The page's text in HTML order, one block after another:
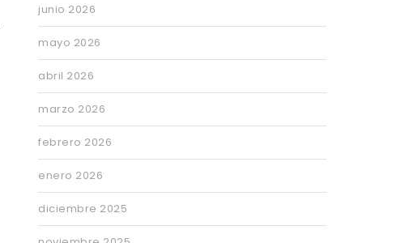
junio 2026
mayo 2026
abril 2026
marzo 2026
febrero 2026
enero 2026
diciembre 2025